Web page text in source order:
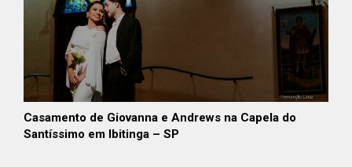
Casamento de Giovanna e Andrews na Capela do
Santíssimo em Ibitinga – SP